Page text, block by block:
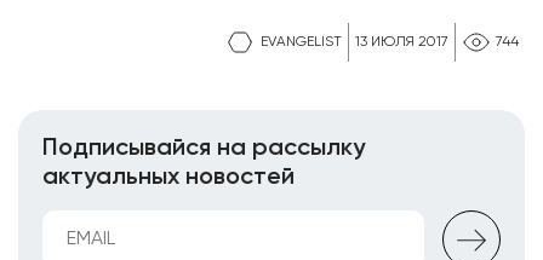
EVANGELIST 13 ИЮЛЯ 2017 744
Подписывайся на рассылку
актуальных новостей